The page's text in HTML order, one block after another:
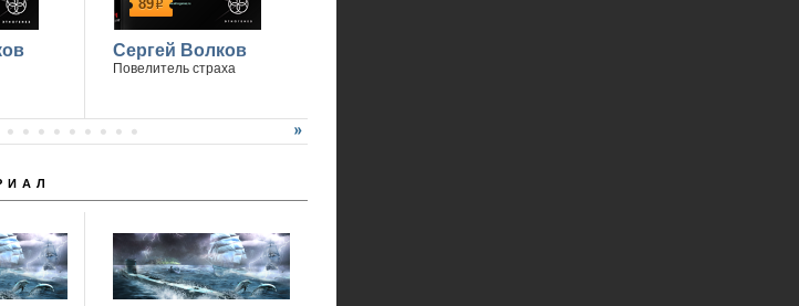
89р
Сергей Волков
Повелитель страха